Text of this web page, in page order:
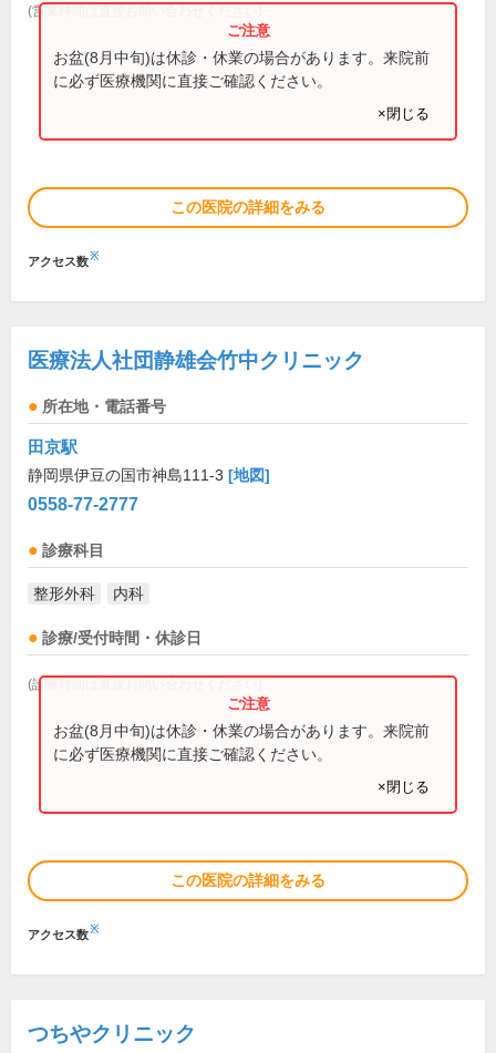
(営業時間は直接お問い合わせください)
お盆(8月中旬)は休診・休業の場合があります。来院前
に必ず医療機関に直接ご確認ください。
×閉じる
この医院の詳細をみる
アクセス数※
医療法人社団静雄会竹中クリニック
所在地・電話番号
田京駅
静岡県伊豆の国市神島111-3 [地図]
0558-77-2777
診療科目
整形外科 内科
診療/受付時間・休診日
(診療時間は直接お問い合わせください)
お盆(8月中旬)は休診・休業の場合があります。来院前
に必ず医療機関に直接ご確認ください。
×閉じる
この医院の詳細をみる
アクセス数※
つちやクリニック